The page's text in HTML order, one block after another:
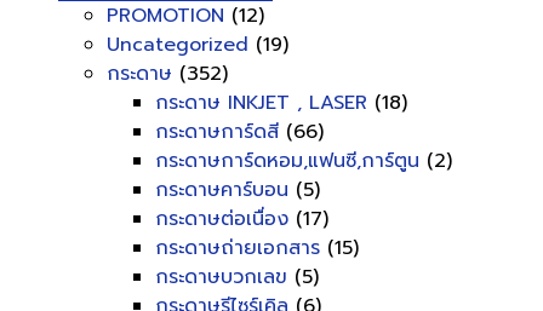
PROMOTION (12)
Uncategorized (19)
กระดาษ (352)
กระดาษ INKJET , LASER (18)
กระดาษการ์ดสี (66)
กระดาษการ์ดหอม,แฟนซี,การ์ตูน (2)
กระดาษคาร์บอน (5)
กระดาษต่อเนื่อง (17)
กระดาษถ่ายเอกสาร (15)
กระดาษบวกเลข (5)